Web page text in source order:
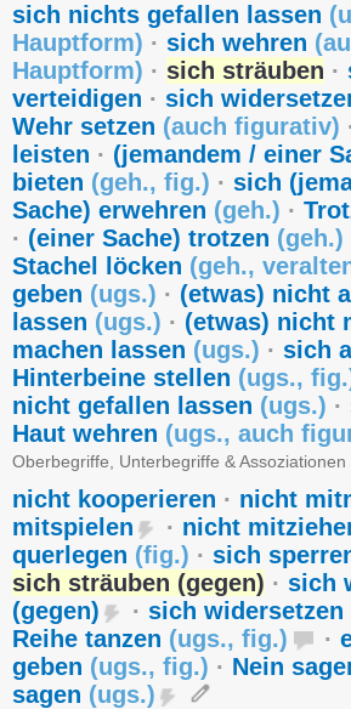
sich nichts gefallen lassen (
Hauptform) · sich wehren (
Hauptform) · sich sträuben ·
verteidigen · sich
Wehr setzen (auch figurativ) ·
leisten · (jemandem / einer
bieten (geh., fig.) · sich
Sache) erwehren (geh.) ·
· (einer Sache) trotzen (geh.)
Stachel löcken (geh.,
geben (ugs.) · (etwas) nicht
lassen (ugs.) · (etwas) nicht
machen lassen (ugs.) · sich
Hinterbeine stellen (ugs., fig.
nicht gefallen lassen (ugs.) ·
Haut wehren (ugs., auch
Oberbegriffe, Unterbegriffe & Assoziationen
nicht kooperieren · nicht
mitspielen
· nicht
querlegen (fig.) · sich
sich sträuben (gegen) · sich
(gegen)
· sich widersetzen
Reihe tanzen (ugs., fig.) ·
geben (ugs., fig.) · Nein
sagen (ugs.)